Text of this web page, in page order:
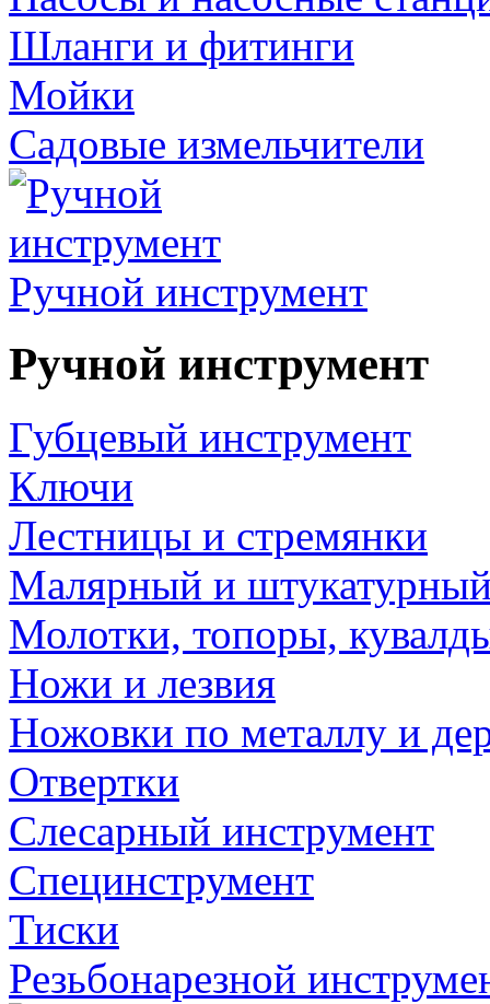
Шланги и фитинги
Мойки
Садовые измельчители
Ручной инструмент
Ручной инструмент
Губцевый инструмент
Ключи
Лестницы и стремянки
Малярный и
Молотки, топоры,
Ножи и лезвия
Ножовки по металлу и
Отвертки
Слесарный инструмент
Специнструмент
Тиски
Резьбонарезной